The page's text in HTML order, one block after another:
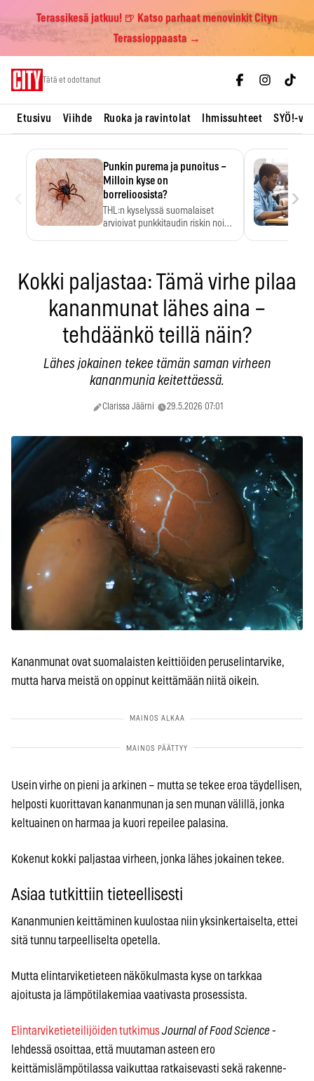
Terassikesä jatkuu! 🍺 Katso parhaat menovinkit Cityn
Terassioppaasta →
Tätä et odottanut
Etusivu Viihde Ruoka ja ravintolat Ihmissuhteet SYÖ!-
Punkin purema ja punoitus –
Milloin kyse on
borrelioosista?
THL:n kyselyssä suomalaiset
arvioivat punkkitaudin riskin noin
›
Kokki paljastaa: Tämä virhe pilaa
kananmunat lähes aina –
tehdäänkö teillä näin?
Lähes jokainen tekee tämän saman virheen
kananmunia keitettäessä.
Clarissa Jäärni 29.5.2026 07:01
Kananmunat ovat suomalaisten keittiöiden peruselintarvike,
mutta harva meistä on oppinut keittämään niitä oikein.
Usein virhe on pieni ja arkinen – mutta se tekee eroa täydellisen,
helposti kuorittavan kananmunan ja sen munan välillä, jonka
keltuainen on harmaa ja kuori repeilee palasina.
Kokenut kokki paljastaa virheen, jonka lähes jokainen tekee.
Asiaa tutkittiin tieteellisesti
Kananmunien keittäminen kuulostaa niin yksinkertaiselta, ettei
sitä tunnu tarpeelliselta opetella.
Mutta elintarviketieteen näkökulmasta kyse on tarkkaa
ajoitusta ja lämpötilakemiaa vaativasta prosessista.
Elintarviketieteilijöiden tutkimusJournal of Food Science-
lehdessä osoittaa, että muutaman asteen ero
keittämislämpötilassa vaikuttaa ratkaisevasti sekä rakenne-